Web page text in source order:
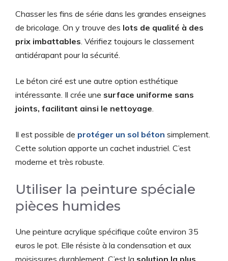
Chasser les fins de série dans les grandes enseignes
de bricolage. On y trouve des lots de qualité à des
prix imbattables. Vérifiez toujours le classement
antidérapant pour la sécurité.
Le béton ciré est une autre option esthétique
intéressante. Il crée une surface uniforme sans
joints, facilitant ainsi le nettoyage.
Il est possible de protéger un sol béton simplement.
Cette solution apporte un cachet industriel. C’est
moderne et très robuste.
Utiliser la peinture spéciale
pièces humides
Une peinture acrylique spécifique coûte environ 35
euros le pot. Elle résiste à la condensation et aux
moisissures durablement. C’est la solution la plus